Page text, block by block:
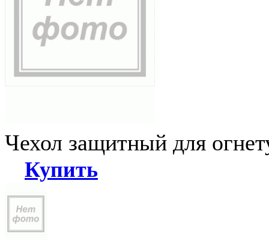
Чехол защитный для
Купить